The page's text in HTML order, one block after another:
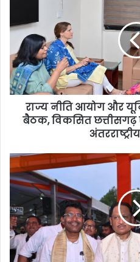
राज्य नीति आयोग और
बैठक, विकसित छत्तीसगढ़